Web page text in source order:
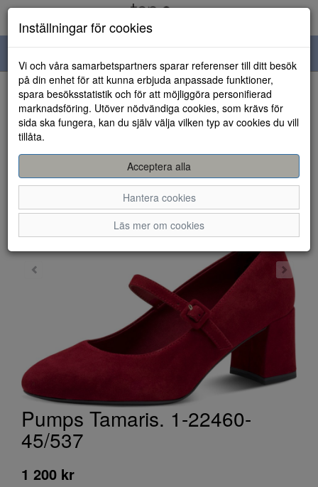
navigation
HEM
Pumps Tamaris. 1-22460-
45/537
1 200 kr
Inställningar för cookies
Vi och våra samarbetspartners sparar referenser till ditt besök
på din enhet för att kunna erbjuda anpassade funktioner,
spara besöksstatistik och för att möjliggöra personifierad
marknadsföring. Utöver nödvändiga cookies, som krävs för
sida ska fungera, kan du själv välja vilken typ av cookies du vill
tillåta.
Acceptera alla
Hantera cookies
Läs mer om cookies